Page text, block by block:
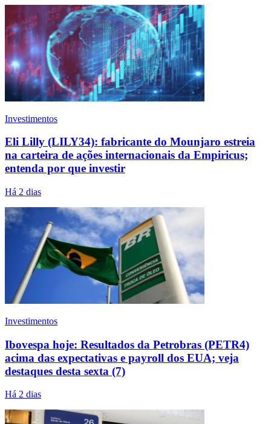
Investimentos
Eli Lilly (LILY34): fabricante do Mounjaro estreia
na carteira de ações internacionais da Empiricus;
entenda por que investir
Há 2 dias
Investimentos
Ibovespa hoje: Resultados da Petrobras (PETR4)
acima das expectativas e payroll dos EUA; veja
destaques desta sexta (7)
Há 2 dias